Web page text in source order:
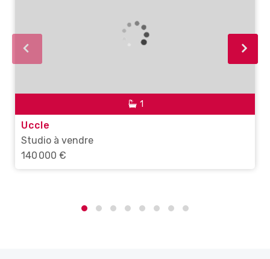
1
Uccle
Studio à vendre
140 000 €